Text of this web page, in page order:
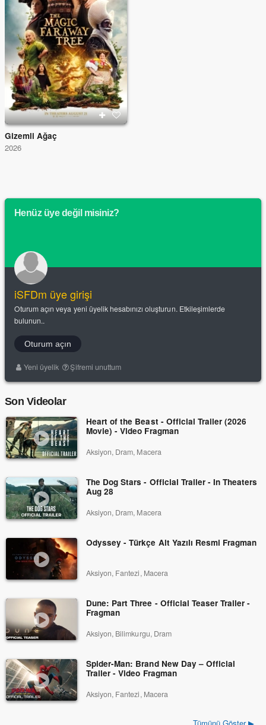
Gizemli Ağaç
2026
Henüz üye değil misiniz?
iSFDm üye girişi
Oturum açın veya yeni üyelik hesabınızı oluşturun. Etkileşimlerde
bulunun..
Oturum açın
Yeni üyelik Şifremi unuttum
Son Videolar
Heart of the Beast - Official Trailer (2026
Movie) - Video Fragman
Aksiyon, Dram, Macera
The Dog Stars - Official Trailer - In Theaters
Aug 28
Aksiyon, Dram, Macera
Odyssey - Türkçe Alt Yazılı Resmi Fragman
Aksiyon, Fantezi, Macera
Dune: Part Three - Official Teaser Trailer -
Fragman
Aksiyon, Bilimkurgu, Dram
Spider-Man: Brand New Day – Official
Trailer - Video Fragman
Aksiyon, Fantezi, Macera